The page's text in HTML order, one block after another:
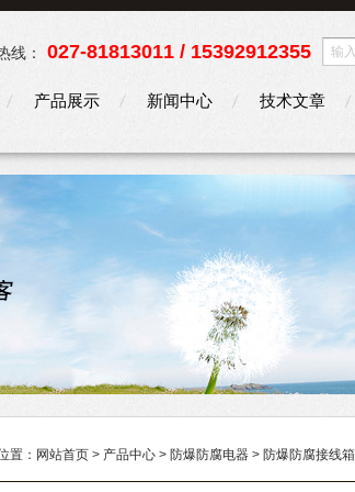
线： 027-81813011 / 15392912355
产品展示 新闻中心 技术文章
置： 网站首页 > 产品中心 > 防爆防腐电器 > 防爆防腐接线箱